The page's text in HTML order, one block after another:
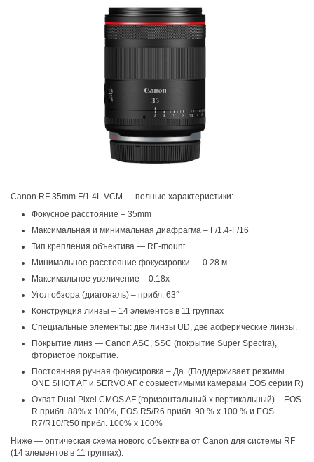
Canon RF 35mm F/1.4L VCM — полные характеристики:
Фокусное расстояние – 35mm
Максимальная и минимальная диафрагма – F/1.4-F/16
Тип крепления объектива — RF-mount
Минимальное расстояние фокусировки — 0.28 м
Максимальное увеличение – 0.18x
Угол обзора (диагональ) – прибл. 63°
Конструкция линзы – 14 элементов в 11 группах
Специальные элементы: две линзы UD, две асферические линзы.
Покрытие линз — Canon ASC, SSC (покрытие Super Spectra),
фтористое покрытие.
Постоянная ручная фокусировка – Да. (Поддерживает режимы
ONE SHOT AF и SERVO AF с совместимыми камерами EOS серии R)
Охват Dual Pixel CMOS AF (горизонтальный x вертикальный) – EOS
R прибл. 88% x 100%, EOS R5/R6 прибл. 90 % x 100 % и EOS
R7/R10/R50 прибл. 100% х 100%
Ниже — оптическая схема нового объектива от Canon для системы RF
(14 элементов в 11 группах):